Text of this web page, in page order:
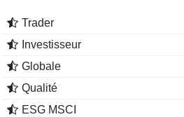
Trader
Investisseur
Globale
Qualité
ESG MSCI